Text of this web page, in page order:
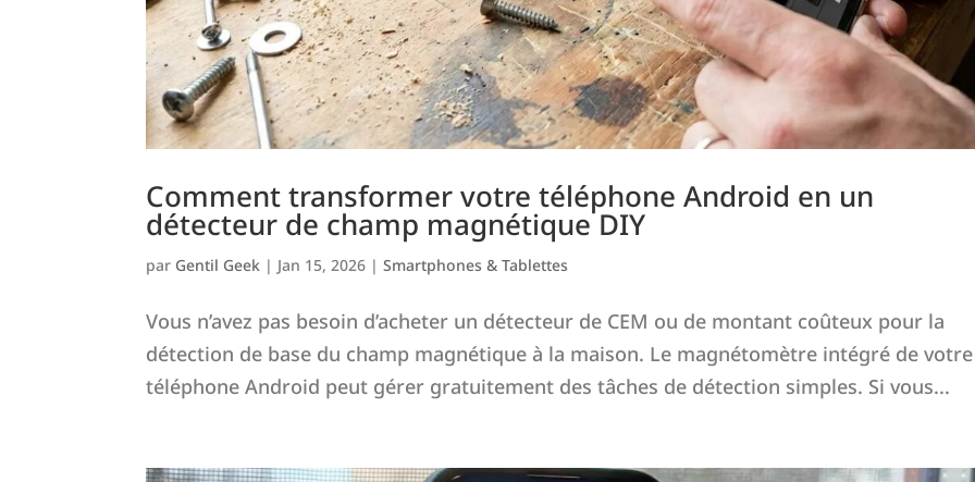
Comment transformer votre téléphone Android en un
détecteur de champ magnétique DIY
par Gentil Geek | Jan 15, 2026 |Smartphones & Tablettes
Vous n’avez pas besoin d’acheter un détecteur de CEM ou de montant coûteux pour la
détection de base du champ magnétique à la maison. Le magnétomètre intégré de votre
téléphone Android peut gérer gratuitement des tâches de détection simples. Si vous...